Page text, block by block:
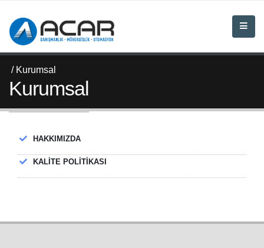
/ Kurumsal
Kurumsal
HAKKIMIZDA
KALİTE POLİTİKASI